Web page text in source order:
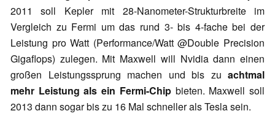
2011 soll Kepler mit 28-Nanometer-Strukturbreite im
Vergleich zu Fermi um das rund 3- bis 4-fache bei der
Leistung pro Watt (Performance/Watt @Double Precision
Gigaflops) zulegen. Mit Maxwell will Nvidia dann einen
großen Leistungssprung machen und bis zu achtmal
mehr Leistung als ein Fermi-Chipbieten. Maxwell soll
2013 dann sogar bis zu 16 Mal schneller als Tesla sein.